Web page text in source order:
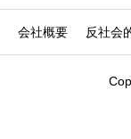
会社概要 反社会